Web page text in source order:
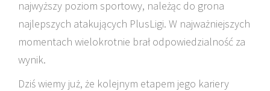
najwyższy poziom sportowy, należąc do grona
najlepszych atakujących PlusLigi. W najważniejszych
momentach wielokrotnie brał odpowiedzialność za
wynik.
Dziś wiemy już, że kolejnym etapem jego kariery